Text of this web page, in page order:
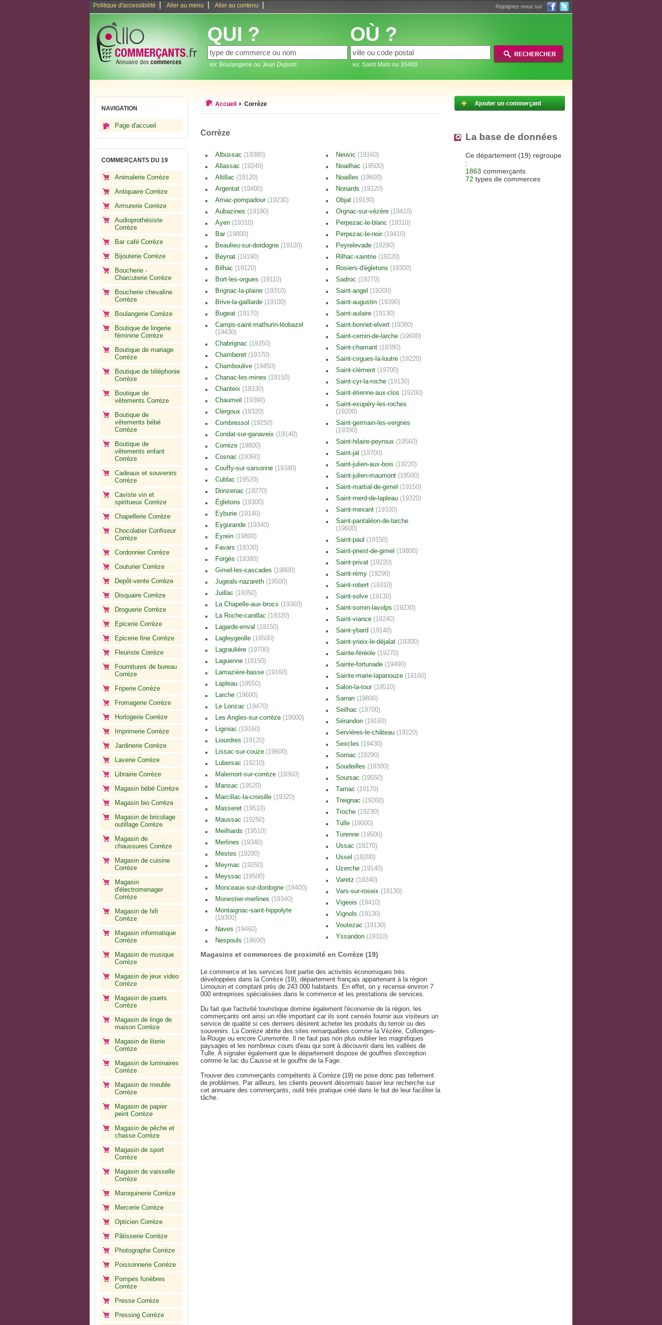
Politique d'accessibilité Aller au menu Aller au contenu Rejoignez-nous sur
QUI ?
ex: Boulangerie ou Jean Dupont
OÙ ?
ex: Saint Malo ou 35400
NAVIGATION
Page d'accueil
COMMERÇANTS DU 19
Animalerie Corrèze
Antiquaire Corrèze
Armurerie Corrèze
Audioprothésiste
Corrèze
Bar café Corrèze
Bijouterie Corrèze
Boucherie -
Charcuterie Corrèze
Boucherie chevaline
Corrèze
Boulangerie Corrèze
Boutique de lingerie
féminine Corrèze
Boutique de mariage
Corrèze
Boutique de téléphonie
Corrèze
Boutique de
vêtements Corrèze
Boutique de
vêtements bébé
Corrèze
Boutique de
vêtements enfant
Corrèze
Cadeaux et souvenirs
Corrèze
Caviste vin et
spiritueux Corrèze
Chapellerie Corrèze
Chocolatier Confiseur
Corrèze
Cordonnier Corrèze
Couturier Corrèze
Depôt-vente Corrèze
Disquaire Corrèze
Droguerie Corrèze
Epicerie Corrèze
Epicerie fine Corrèze
Fleuriste Corrèze
Fournitures de bureau
Corrèze
Friperie Corrèze
Fromagerie Corrèze
Horlogerie Corrèze
Imprimerie Corrèze
Jardinerie Corrèze
Laverie Corrèze
Librairie Corrèze
Magasin bébé Corrèze
Magasin bio Corrèze
Magasin de bricolage
outillage Corrèze
Magasin de
chaussures Corrèze
Magasin de cuisine
Corrèze
Magasin
d'électromenager
Corrèze
Magasin de hifi
Corrèze
Magasin informatique
Corrèze
Magasin de musique
Corrèze
Magasin de jeux video
Corrèze
Magasin de jouets
Corrèze
Magasin de linge de
maison Corrèze
Magasin de literie
Corrèze
Magasin de luminaires
Corrèze
Magasin de meuble
Corrèze
Magasin de papier
peint Corrèze
Magasin de pêche et
chasse Corrèze
Magasin de sport
Corrèze
Magasin de vaisselle
Corrèze
Maroquinerie Corrèze
Mercerie Corrèze
Opticien Corrèze
Pâtisserie Corrèze
Photographe Corrèze
Poissonnerie Corrèze
Pompes funèbres
Corrèze
Presse Corrèze
Pressing Corrèze
Accueil Corrèze
Corrèze
Albussac (19380)
Allassac (19240)
Altillac (19120)
Argentat (19400)
Arnac-pompadour (19230)
Aubazines (19190)
Ayen (19310)
Bar (19800)
Beaulieu-sur-dordogne (19120)
Beynat (19190)
Bilhac (19120)
Bort-les-orgues (19110)
Brignac-la-plaine (19310)
Brive-la-gaillarde (19100)
Bugeat (19170)
Camps-saint-mathurin-léobazel
(19430)
Chabrignac (19350)
Chamberet (19370)
Chamboulive (19450)
Chanac-les-mines (19150)
Chanteix (19330)
Chaumeil (19390)
Clergoux (19320)
Combressol (19250)
Condat-sur-ganaveix (19140)
Corrèze (19800)
Cosnac (19360)
Couffy-sur-sarsonne (19340)
Cublac (19520)
Donzenac (19270)
Égletons (19300)
Eyburie (19140)
Eygurande (19340)
Eyrein (19800)
Favars (19330)
Forgès (19380)
Gimel-les-cascades (19800)
Jugeals-nazareth (19500)
Juillac (19350)
La Chapelle-aux-brocs (19360)
La Roche-canillac (19320)
Lagarde-enval (19150)
Lagleygeolle (19500)
Lagraulière (19700)
Laguenne (19150)
Lamazière-basse (19160)
Lapleau (19550)
Larche (19600)
Le Lonzac (19470)
Les Angles-sur-corrèze (19000)
Liginiac (19160)
Liourdres (19120)
Lissac-sur-couze (19600)
Lubersac (19210)
Malemort-sur-corrèze (19360)
Mansac (19520)
Marcillac-la-croisille (19320)
Masseret (19510)
Maussac (19250)
Meilhards (19510)
Merlines (19340)
Mestes (19200)
Meymac (19250)
Meyssac (19500)
Monceaux-sur-dordogne (19400)
Monestier-merlines (19340)
Montaignac-saint-hippolyte
(19300)
Naves (19460)
Nespouls (19600)
Neuvic (19160)
Noailhac (19500)
Noailles (19600)
Nonards (19120)
Objat (19130)
Orgnac-sur-vézère (19410)
Perpezac-le-blanc (19310)
Perpezac-le-noir (19410)
Peyrelevade (19290)
Rilhac-xaintrie (19220)
Rosiers-d'égletons (19300)
Sadroc (19270)
Saint-angel (19200)
Saint-augustin (19390)
Saint-aulaire (19130)
Saint-bonnet-elvert (19380)
Saint-cernin-de-larche (19600)
Saint-chamant (19380)
Saint-cirgues-la-loutre (19220)
Saint-clément (19700)
Saint-cyr-la-roche (19130)
Saint-étienne-aux-clos (19200)
Saint-exupéry-les-roches
(19200)
Saint-germain-les-vergnes
(19330)
Saint-hilaire-peyroux (19560)
Saint-jal (19700)
Saint-julien-aux-bois (19220)
Saint-julien-maumont (19500)
Saint-martial-de-gimel (19150)
Saint-merd-de-lapleau (19320)
Saint-mexant (19330)
Saint-pantaléon-de-larche
(19600)
Saint-paul (19150)
Saint-priest-de-gimel (19800)
Saint-privat (19220)
Saint-rémy (19290)
Saint-robert (19310)
Saint-solve (19130)
Saint-sornin-lavolps (19230)
Saint-viance (19240)
Saint-ybard (19140)
Saint-yrieix-le-déjalat (19300)
Sainte-féréole (19270)
Sainte-fortunade (19490)
Sainte-marie-lapanouze (19160)
Salon-la-tour (19510)
Sarran (19800)
Seilhac (19700)
Sérandon (19160)
Servières-le-château (19220)
Sexcles (19430)
Sornac (19290)
Soudeilles (19300)
Soursac (19550)
Tarnac (19170)
Treignac (19260)
Troche (19230)
Tulle (19000)
Turenne (19500)
Ussac (19270)
Ussel (19200)
Uzerche (19140)
Varetz (19240)
Vars-sur-roseix (19130)
Vigeois (19410)
Vignols (19130)
Voutezac (19130)
Yssandon (19310)
Magasins et commerces de proximité en Corrèze (19)
Le commerce et les services font partie des activités économiques très
développées dans la Corrèze (19), département français appartenant à la région
Limousin et comptant près de 243 000 habitants. En effet, on y recense environ 7
000 entreprises spécialisées dans le commerce et les prestations de services.
Du fait que l'activité touristique domine également l'économie de la région, les
commerçants ont ainsi un rôle important car ils sont censés fournir aux visiteurs un
service de qualité si ces derniers désirent acheter les produits du terroir ou des
souvenirs. La Corrèze abrite des sites remarquables comme la Vézère, Collonges-
la-Rouge ou encore Curemonte. Il ne faut pas non plus oublier les magnifiques
paysages et les nombreux cours d'eau qui sont à découvrir dans les vallées de
Tulle. A signaler également que le département dispose de gouffres d'exception
comme le lac du Causse et le gouffre de la Fage.
Trouver des commerçants compétents à Corrèze (19) ne pose donc pas tellement
de problèmes. Par ailleurs, les clients peuvent désormais baser leur recherche sur
cet annuaire des commerçants, outil très pratique créé dans le but de leur faciliter la
tâche.
La base de données
Ce département (19) regroupe
:
1863 commerçants
72 types de commerces